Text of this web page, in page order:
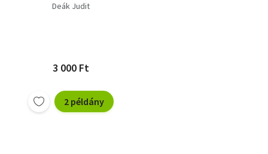
Deák Judit
3 000 Ft
2 példány